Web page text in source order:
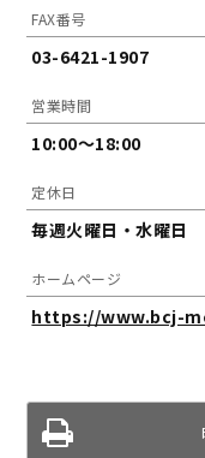
FAX番号
03-6421-1907
営業時間
10:00～18:00
定休日
毎週火曜日・水曜日
ホームページ
https://www.bcj-